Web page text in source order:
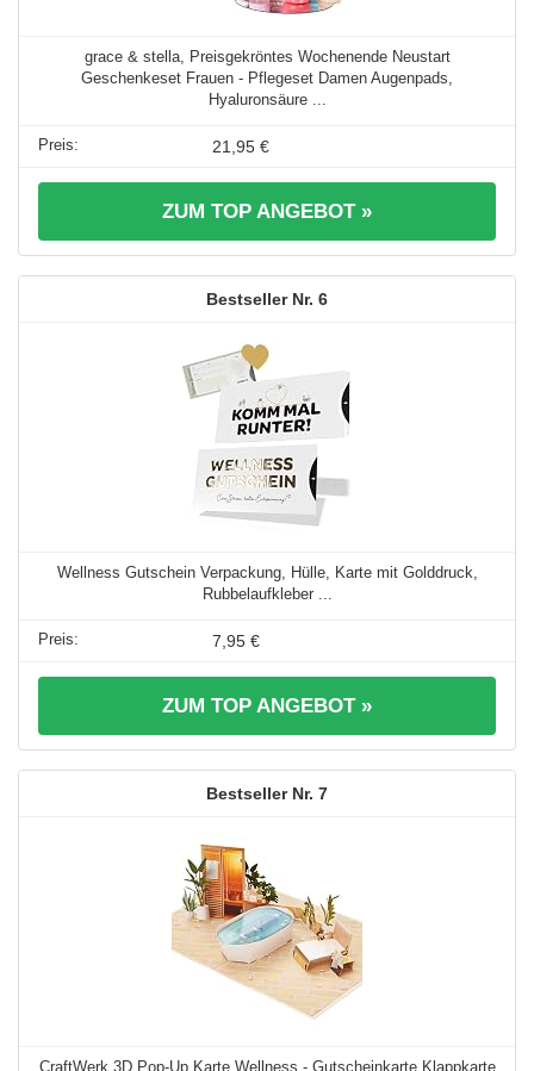
grace & stella, Preisgekröntes Wochenende Neustart
Geschenkeset Frauen - Pflegeset Damen Augenpads,
Hyaluronsäure ...
21,95 €
ZUM TOP ANGEBOT »
6
Wellness Gutschein Verpackung, Hülle, Karte mit Golddruck,
Rubbelaufkleber ...
7,95 €
ZUM TOP ANGEBOT »
7
CraftWerk 3D Pop-Up Karte Wellness - Gutscheinkarte Klappkarte